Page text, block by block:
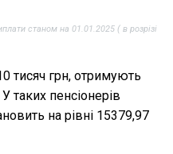
станом на 01.01.2025 ( в розрізі
тисяч грн, отримують
таких пенсіонерів
на рівні 15379,97